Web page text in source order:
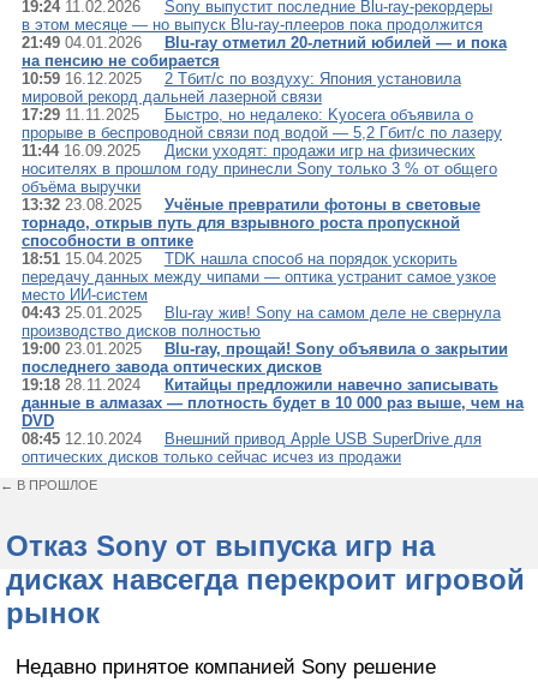
19:2411.02.2026
Sony выпустит последние Blu-ray-рекордеры
в этом месяце — но выпуск Blu-ray-плееров пока продолжится
21:49 04.01.2026
Blu-ray отметил 20-летний юбилей — и пока
на пенсию не собирается
10:59 16.12.2025
2 Тбит/с по воздуху: Япония установила
мировой рекорд дальней лазерной связи
17:29 11.11.2025
Быстро, но недалеко: Kyocera объявила о
прорыве в беспроводной связи под водой — 5,2 Гбит/с по лазеру
11:4416.09.2025
Диски уходят: продажи игр на физических
носителях в прошлом году принесли Sony только 3 % от общего
объёма выручки
13:32 23.08.2025
Учёные превратили фотоны в световые
торнадо, открыв путь для взрывного роста пропускной
способности в оптике
18:51 15.04.2025
TDK нашла способ на порядок ускорить
передачу данных между чипами — оптика устранит самое узкое
место ИИ-систем
04:43 25.01.2025
Blu-ray жив! Sony на самом деле не свернула
производство дисков полностью
19:00 23.01.2025
Blu-ray, прощай! Sony объявила о закрытии
последнего завода оптических дисков
19:18 28.11.2024
Китайцы предложили навечно записывать
данные в алмазах — плотность будет в 10 000 раз выше, чем на
DVD
08:45 12.10.2024
Внешний привод Apple USB SuperDrive для
оптических дисков только сейчас исчез из продажи
← В ПРОШЛОЕ
Отказ Sony от выпуска игр на
дисках навсегда перекроит игровой
рынок
Недавно принятое компанией Sony решение